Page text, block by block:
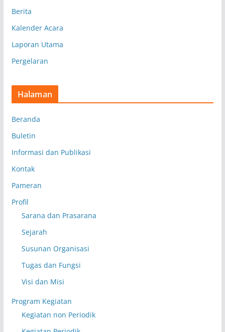
Berita
Kalender Acara
Laporan Utama
Pergelaran
Halaman
Beranda
Buletin
Informasi dan Publikasi
Kontak
Pameran
Profil
Sarana dan Prasarana
Sejarah
Susunan Organisasi
Tugas dan Fungsi
Visi dan Misi
Program Kegiatan
Kegiatan non Periodik